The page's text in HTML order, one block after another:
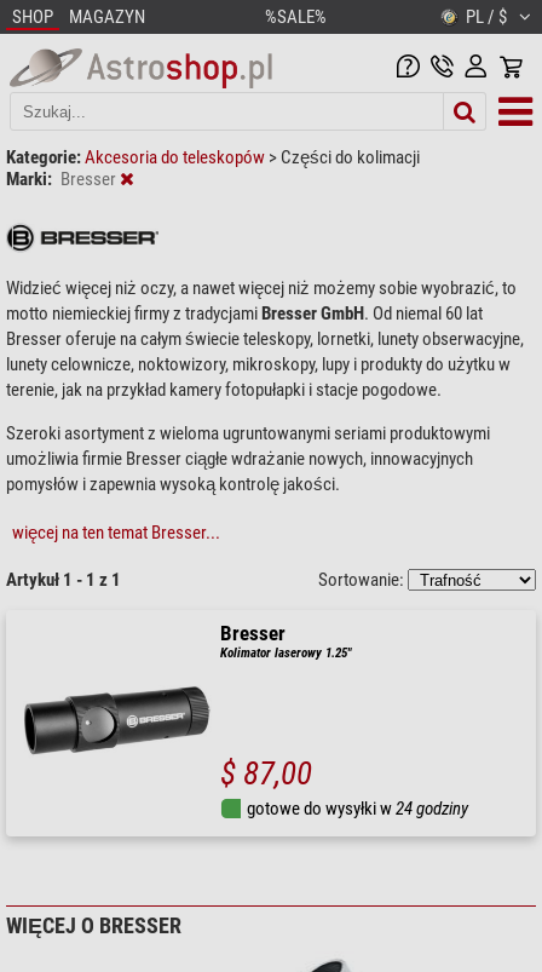
SHOP MAGAZYN %SALE% PL / $
Kategorie:Akcesoria do teleskopów > Części do kolimacji
Marki: Bresser
Widzieć więcej niż oczy, a nawet więcej niż możemy sobie wyobrazić, to
motto niemieckiej firmy z tradycjamiBresser GmbH. Od niemal 60 lat
Bresser oferuje na całym świecie teleskopy, lornetki, lunety obserwacyjne,
lunety celownicze, noktowizory, mikroskopy, lupy i produkty do użytku w
terenie, jak na przykład kamery fotopułapki i stacje pogodowe.
Szeroki asortyment z wieloma ugruntowanymi seriami produktowymi
umożliwia firmie Bresser ciągłe wdrażanie nowych, innowacyjnych
pomysłów i zapewnia wysoką kontrolę jakości.
więcej na ten temat Bresser...
Artykuł 1 - 1 z 1 Sortowanie:
Bresser
Kolimator laserowy 1.25"
$ 87,00
gotowe do wysyłki w24 godziny
WIĘCEJ O BRESSER